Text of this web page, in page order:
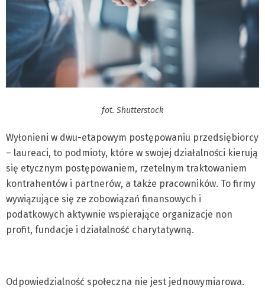
fot. Shutterstock
Wyłonieni w dwu-etapowym postępowaniu przedsiębiorcy
– laureaci, to podmioty, które w swojej działalności kierują
się etycznym postępowaniem, rzetelnym traktowaniem
kontrahentów i partnerów, a także pracowników. To firmy
wywiązujące się ze zobowiązań finansowych i
podatkowych aktywnie wspierające organizacje non
profit, fundacje i działalność charytatywną.
Odpowiedzialność społeczna nie jest jednowymiarowa.